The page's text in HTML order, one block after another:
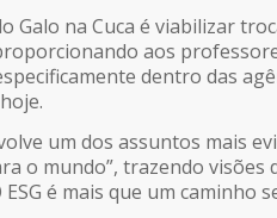
Galo na Cuca é viabilizar
aos
dentro das
um dos assuntos mais
o mundo”, trazendo
ESG é mais que um caminho